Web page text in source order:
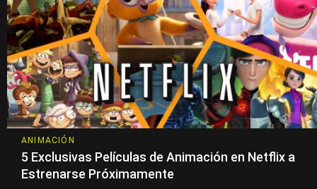
ANIMACIÓN
5 Exclusivas Películas de Animación en Netflix a
Estrenarse Próximamente